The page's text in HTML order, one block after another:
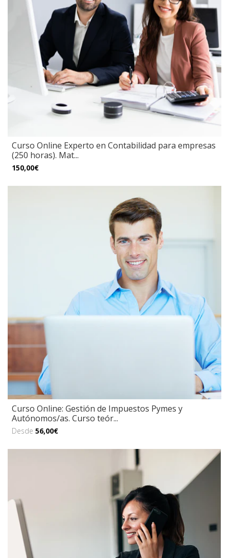
Curso Online Experto en Contabilidad para empresas
(250 horas). Mat...
150,00€
Curso Online: Gestión de Impuestos Pymes y
Autónomos/as. Curso teór...
Desde 56,00€